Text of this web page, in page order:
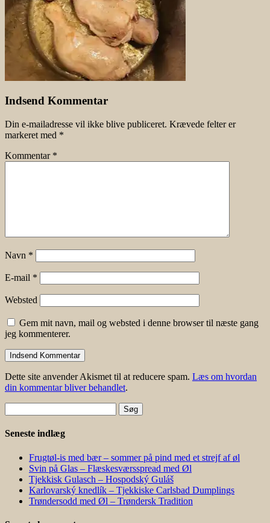
Indsend Kommentar
Din e-mailadresse vil ikke blive publiceret. Krævede felter er
markeret med *
Kommentar *
Navn *
E-mail *
Websted
Gem mit navn, mail og websted i denne browser til næste gang
jeg kommenterer.
Dette site anvender Akismet til at reducere spam. Læs om hvordan
din kommentar bliver behandlet.
efter:
Seneste indlæg
Frugtøl-is med bær – sommer på pind med et strejf af øl
Svin på Glas – Flæskesværsspread med Øl
Tjekkisk Gulasch – Hospodský Guláš
Karlovarský knedlík – Tjekkiske Carlsbad Dumplings
Trøndersodd med Øl – Trøndersk Tradition